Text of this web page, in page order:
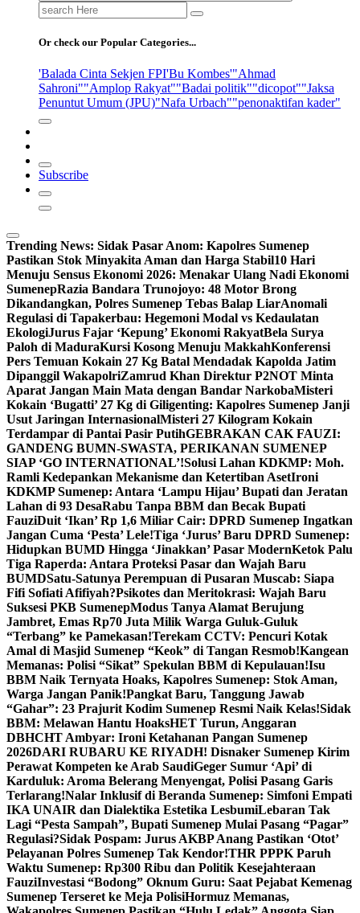
Search
for:
Or check our Popular Categories...
'Balada Cinta Sekjen FPI'Bu Kombes'"Ahmad
Sahroni""Amplop Rakyat""Badai politik""dicopot""Jaksa
Penuntut Umum (JPU)"Nafa Urbach""penonaktifan kader"
Subscribe
Trending News: Sidak Pasar Anom: Kapolres Sumenep
Pastikan Stok Minyakita Aman dan Harga Stabil10 Hari
Menuju Sensus Ekonomi 2026: Menakar Ulang Nadi Ekonomi
SumenepRazia Bandara Trunojoyo: 48 Motor Brong
Dikandangkan, Polres Sumenep Tebas Balap LiarAnomali
Regulasi di Tapakerbau: Hegemoni Modal vs Kedaulatan
EkologiJurus Fajar ‘Kepung’ Ekonomi RakyatBela Surya
Paloh di MaduraKursi Kosong Menuju MakkahKonferensi
Pers Temuan Kokain 27 Kg Batal Mendadak Kapolda Jatim
Dipanggil WakapolriZamrud Khan Direktur P2NOT Minta
Aparat Jangan Main Mata dengan Bandar NarkobaMisteri
Kokain ‘Bugatti’ 27 Kg di Giligenting: Kapolres Sumenep Janji
Usut Jaringan InternasionalMisteri 27 Kilogram Kokain
Terdampar di Pantai Pasir PutihGEBRAKAN CAK FAUZI:
GANDENG BUMN-SWASTA, PERIKANAN SUMENEP
SIAP ‘GO INTERNATIONAL’!Solusi Lahan KDKMP: Moh.
Ramli Kedepankan Mekanisme dan Ketertiban AsetIroni
KDKMP Sumenep: Antara ‘Lampu Hijau’ Bupati dan Jeratan
Lahan di 93 DesaRabu Tanpa BBM dan Becak Bupati
FauziDuit ‘Ikan’ Rp 1,6 Miliar Cair: DPRD Sumenep Ingatkan
Jangan Cuma ‘Pesta’ Lele!Tiga ‘Jurus’ Baru DPRD Sumenep:
Hidupkan BUMD Hingga ‘Jinakkan’ Pasar ModernKetok Palu
Tiga Raperda: Antara Proteksi Pasar dan Wajah Baru
BUMDSatu-Satunya Perempuan di Pusaran Muscab: Siapa
Fifi Sofiati Afifiyah?Psikotes dan Meritokrasi: Wajah Baru
Suksesi PKB SumenepModus Tanya Alamat Berujung
Jambret, Emas Rp70 Juta Milik Warga Guluk-Guluk
“Terbang” ke Pamekasan!Terekam CCTV: Pencuri Kotak
Amal di Masjid Sumenep “Keok” di Tangan Resmob!Kangean
Memanas: Polisi “Sikat” Spekulan BBM di Kepulauan!Isu
BBM Naik Ternyata Hoaks, Kapolres Sumenep: Stok Aman,
Warga Jangan Panik!Pangkat Baru, Tanggung Jawab
“Gahar”: 23 Prajurit Kodim Sumenep Resmi Naik Kelas!Sidak
BBM: Melawan Hantu HoaksHET Turun, Anggaran
DBHCHT Ambyar: Ironi Ketahanan Pangan Sumenep
2026DARI RUBARU KE RIYADH! Disnaker Sumenep Kirim
Perawat Kompeten ke Arab SaudiGeger Sumur ‘Api’ di
Karduluk: Aroma Belerang Menyengat, Polisi Pasang Garis
Terlarang!Nalar Inklusif di Beranda Sumenep: Simfoni Empati
IKA UNAIR dan Dialektika Estetika LesbumiLebaran Tak
Lagi “Pesta Sampah”, Bupati Sumenep Mulai Pasang “Pagar”
Regulasi?Sidak Pospam: Jurus AKBP Anang Pastikan ‘Otot’
Pelayanan Polres Sumenep Tak Kendor!THR PPPK Paruh
Waktu Sumenep: Rp300 Ribu dan Politik Kesejahteraan
FauziInvestasi “Bodong” Oknum Guru: Saat Pejabat Kemenag
Sumenep Terseret ke Meja PolisiHormuz Memanas,